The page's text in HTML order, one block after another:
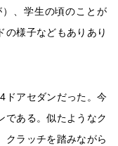
、学生の頃のことが
の様子などもありあり
ドアセダンだった。今
である。似たようなク
クラッチを踏みながら